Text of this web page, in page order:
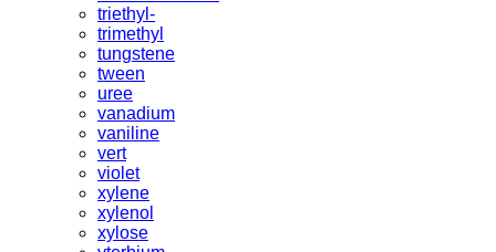
triethyl-
trimethyl
tungstene
tween
uree
vanadium
vaniline
vert
violet
xylene
xylenol
xylose